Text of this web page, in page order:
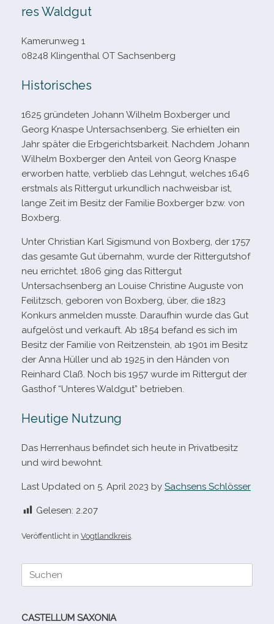
res Waldgut
Kamerunweg 1
08248 Klingenthal OT Sachsenberg
Historisches
1625 grün­de­ten Johann Wilhelm Boxberger und
Georg Knaspe Untersachsenberg. Sie erhiel­ten ein
Jahr spä­ter die Erbgerichtsbarkeit. Nachdem Johann
Wilhelm Boxberger den Anteil von Georg Knaspe
erwor­ben hatte, ver­blieb das Lehngut, wel­ches 1646
erst­mals als Rittergut urkund­lich nach­weis­bar ist,
lange Zeit im Besitz der Familie Boxberger bzw. von
Boxberg.
Unter Christian Karl Sigismund von Boxberg, der 1757
das gesamte Gut über­nahm, wurde der Rittergutshof
neu errich­tet. 1806 ging das Rittergut
Untersachsenberg an Louise Christine Auguste von
Feilitzsch, gebo­ren von Boxberg, über, die 1823
Konkurs anmel­den musste. Daraufhin wurde das Gut
auf­ge­löst und ver­kauft. Ab 1854 befand es sich im
Besitz der Familie von Reitzenstein, ab 1901 im Besitz
der Anna Hüller und ab 1925 in den Händen von
Reinhard Claß. Noch bis 1957 wurde im Rittergut der
Gasthof “Unteres Waldgut” betrieben.
Heutige Nutzung
Das Herrenhaus befin­det sich heute in Privatbesitz
und wird bewohnt.
Last Updated on 5. April 2023 by Sachsens Schlösser
Gelesen: 2.207
Veröffentlicht in Vogtlandkreis
Suche
CASTELLUM SAXONIA